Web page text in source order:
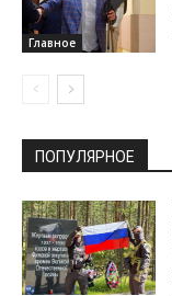
Главное
ПОПУЛЯРНОЕ